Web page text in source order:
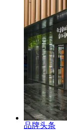
品牌头条